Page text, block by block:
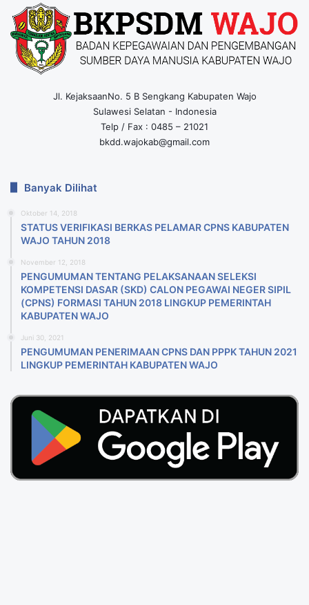
Jl. KejaksaanNo. 5 B Sengkang Kabupaten Wajo
Sulawesi Selatan - Indonesia
Telp / Fax : 0485 – 21021
bkdd.wajokab@gmail.com
Banyak Dilihat
Oktober 14, 2018
STATUS VERIFIKASI BERKAS PELAMAR CPNS KABUPATEN
WAJO TAHUN 2018
November 12, 2018
PENGUMUMAN TENTANG PELAKSANAAN SELEKSI
KOMPETENSI DASAR (SKD) CALON PEGAWAI NEGER SIPIL
(CPNS) FORMASI TAHUN 2018 LlNGKUP PEMERINTAH
KABUPATEN WAJO
Juni 30, 2021
PENGUMUMAN PENERIMAAN CPNS DAN PPPK TAHUN 2021
LINGKUP PEMERINTAH KABUPATEN WAJO